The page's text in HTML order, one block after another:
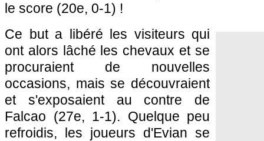
le score (20e, 0-1) !
Ce but a libéré les visiteurs qui
ont alors lâché les chevaux et se
procuraient de nouvelles
occasions, mais se découvraient
et s'exposaient au contre de
Falcao (27e, 1-1). Quelque peu
refroidis, les joueurs d'Evian se